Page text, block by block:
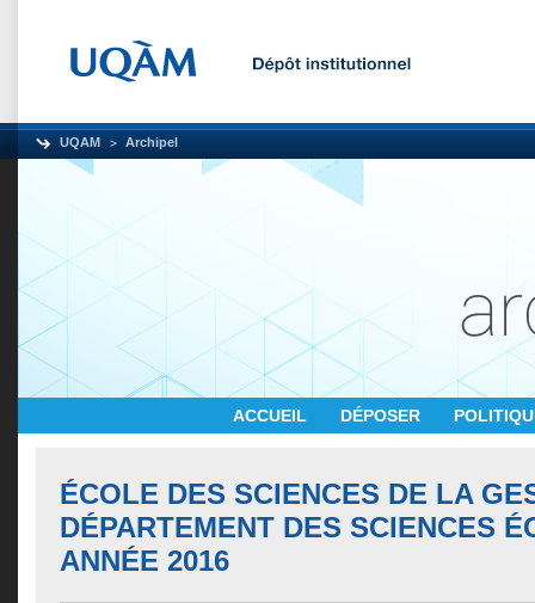
UQAM Archipel
ACCUEIL DÉPOSER
ÉCOLE DES SCIENCES DE LA
DÉPARTEMENT DES SCIENCES
ANNÉE 2016